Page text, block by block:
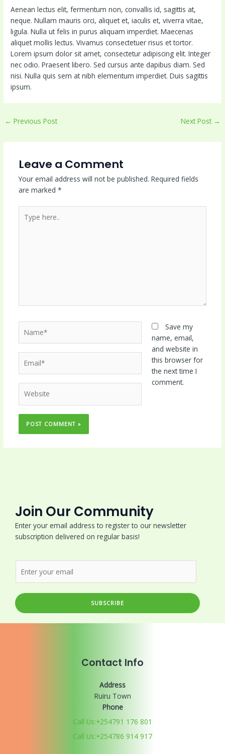
Aenean lectus elit, fermentum non, convallis id, sagittis at,
neque. Nullam mauris orci, aliquet et, iaculis et, viverra vitae,
ligula. Nulla ut felis in purus aliquam imperdiet. Maecenas
aliquet mollis lectus. Vivamus consectetuer risus et tortor.
Lorem ipsum dolor sit amet, consectetur adipiscing elit. Integer
nec odio. Praesent libero. Sed cursus ante dapibus diam. Sed
nisi. Nulla quis sem at nibh elementum imperdiet. Duis sagittis
ipsum.
← Previous Post Next Post →
Leave a Comment
Your email address will not be published. Required fields
are marked *
here..
Save my
name, email,
and website in
this browser for
the next time I
comment.
Join Our Community
Enter your email address to register to our newsletter
subscription delivered on regular basis!
SUBSCRIBE
Contact Info
Address
Ruiru Town
Phone
Call Us:+254791 176 801
Call Us:+254786 914 917